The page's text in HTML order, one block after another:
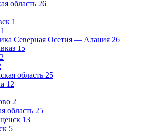
область 26
1
1
Северная Осетия — Алания 26
15
2
область 25
12
2
область 25
13
5